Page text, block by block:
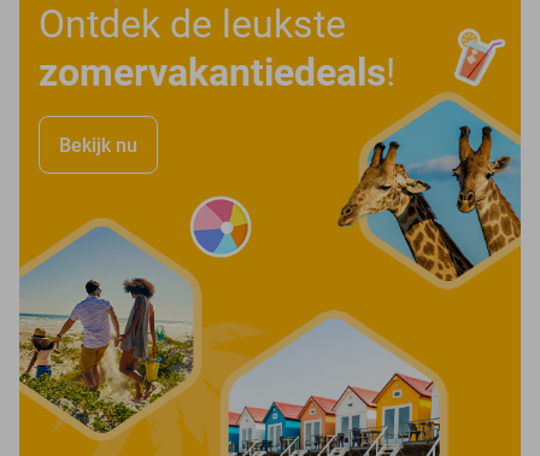
Ontdek de leukste
zomervakantiedeals!
Bekijk nu